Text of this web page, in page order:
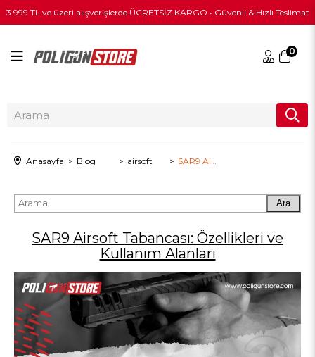
3.999 TL ve üzeri alışverişlerde ÜCRETSİZ KARGO • Güvenli & Hızlı Teslimat
0
Anasayfa Blog airsoft
Ara
SAR9 Airsoft Tabancası: Özellikleri ve
Kullanım Alanları